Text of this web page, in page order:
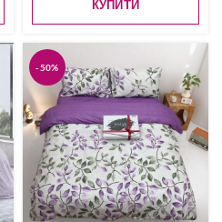
КУПИТИ
-50%